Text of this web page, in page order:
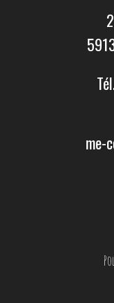
me-